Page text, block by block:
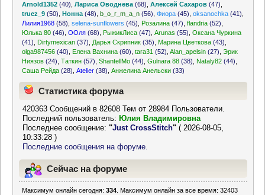
Arnold1352 (40) ,Лариса Оводнева (68) ,Алексей Сахаров (47)
truez_9 (50) ,Нонна (48) ,b_o_r_m_a_n (56) ,Фиора (45) ,oksanochka (41)
Лилия1968 (58) ,selena-sunflowers (45) Розалина (47) ,flandria (52)
Юлька 80 (46) ,ООля (68) РыжикЛиса (47) ,Arunas (55) ,Оксана Чуркина
(41)
Dirtymexican (37) Дарья Скрипник (35) Марина Цветкова (43)
olga987456 (40) Елена Вахнина (60) ,tara31 (52) ,Alan_apelsin (27) ,Эрик
Ниязов (24) ,Таткин (57) ,ShantellMo (44) ,Gulnara 88 (38) Nataly82 (44)
Саша Рейда (28) ,Atelier (38) ,Анжелина Анельски (33)
Статистика форума
420363 Сообщений в 82608 Тем от 28984 Пользователи.
Последний пользователь: Юлия Владимировна
Последнее сообщение:"Just CrossStitch" ( 2026-08-05,
10:33:28 )
Последние сообщения на форуме.
Сейчас на форуме
Максимум онлайн сегодня:334 . Максимум онлайн за все время: 32403